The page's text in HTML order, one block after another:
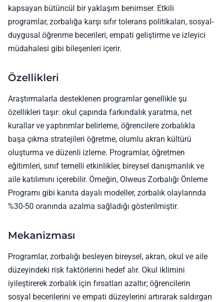
kapsayan bütüncül bir yaklaşım benimser. Etkili
programlar, zorbalığa karşı sıfır tolerans politikaları, sosyal-
duygusal öğrenme becerileri, empati geliştirme ve izleyici
müdahalesi gibi bileşenleri içerir.
Özellikleri
Araştırmalarla desteklenen programlar genellikle şu
özellikleri taşır: okul çapında farkındalık yaratma, net
kurallar ve yaptırımlar belirleme, öğrencilere zorbalıkla
başa çıkma stratejileri öğretme, olumlu akran kültürü
oluşturma ve düzenli izleme. Programlar, öğretmen
eğitimleri, sınıf temelli etkinlikler, bireysel danışmanlık ve
aile katılımını içerebilir. Örneğin, Olweus Zorbalığı Önleme
Programı gibi kanıta dayalı modeller, zorbalık olaylarında
%30-50 oranında azalma sağladığı gösterilmiştir.
Mekanizması
Programlar, zorbalığı besleyen bireysel, akran, okul ve aile
düzeyindeki risk faktörlerini hedef alır. Okul iklimini
iyileştirerek zorbalık için fırsatları azaltır; öğrencilerin
sosyal becerilerini ve empati düzeylerini artırarak saldırgan